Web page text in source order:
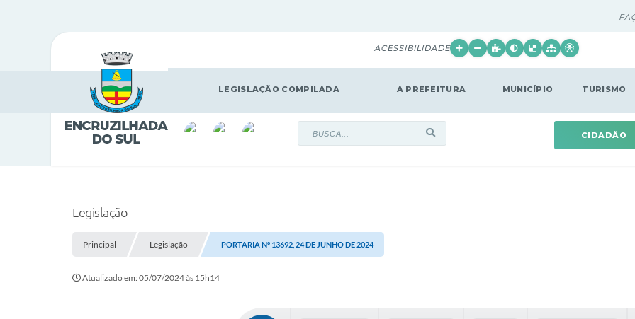
ACESSIBILIDADE
LEGISLAÇÃO COMPILADA A PREFEITURA MUNICÍPIO TURISMO
CIDADÃO
Legislação
Principal Legislação PORTARIA Nº 13692, 24 DE JUNHO DE 2024
Atualizado em: 05/07/2024 às 15h14